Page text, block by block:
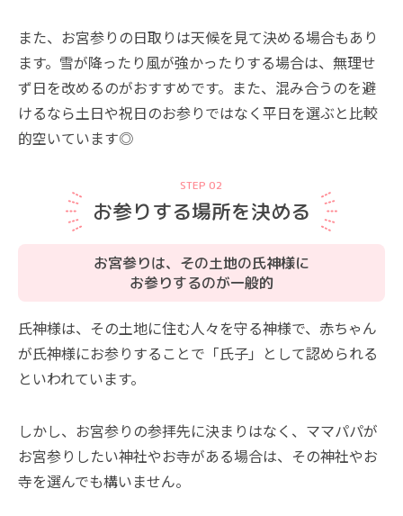
また、お宮参りの日取りは天候を見て決める場合もあり
ます。雪が降ったり風が強かったりする場合は、無理せ
ず日を改めるのがおすすめです。また、混み合うのを避
けるなら土日や祝日のお参りではなく平日を選ぶと比較
的空いています◎
STEP 02
お参りする場所を決める
お宮参りは、その土地の氏神様に
お参りするのが一般的
氏神様は、その土地に住む人々を守る神様で、赤ちゃん
が氏神様にお参りすることで「氏子」として認められる
といわれています。
しかし、お宮参りの参拝先に決まりはなく、ママパパが
お宮参りしたい神社やお寺がある場合は、その神社やお
寺を選んでも構いません。